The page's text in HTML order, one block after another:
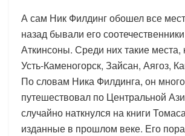
А сам Ник Филдинг обошел все
назад бывали его
Аткинсоны. Среди них такие места,
Усть-Каменогорск, Зайсан, Аягоз,
По словам Ника Филдинга, он много
путешествовал по Центральной
случайно наткнулся на книги
изданные в прошлом веке. Его